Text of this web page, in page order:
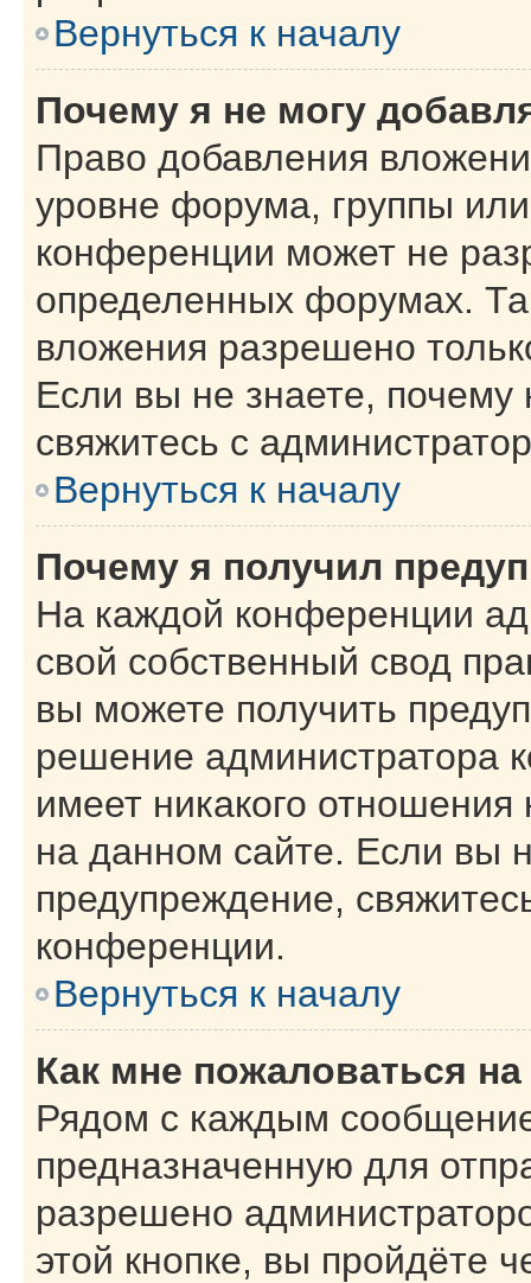
Вернуться к началу
Почему я не могу
Право добавления
уровне форума, группы
конференции может не
определенных форумах.
вложения разрешено
Если вы не знаете,
свяжитесь с
Вернуться к началу
Почему я получил
На каждой конференции
свой собственный свод
вы можете получить
решение администратора
имеет никакого
на данном сайте. Если вы
предупреждение,
конференции.
Вернуться к началу
Как мне пожаловаться
Рядом с каждым
предназначенную для
разрешено
этой кнопке, вы пройдёте